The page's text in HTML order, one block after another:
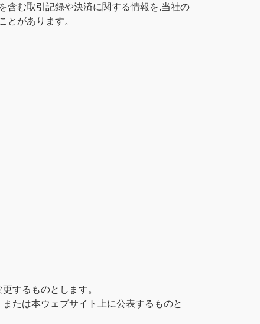
含む取引記録や決済に関する情報を,当社の
とがあります。
するものとします。
たは本ウェブサイト上に公表するものと